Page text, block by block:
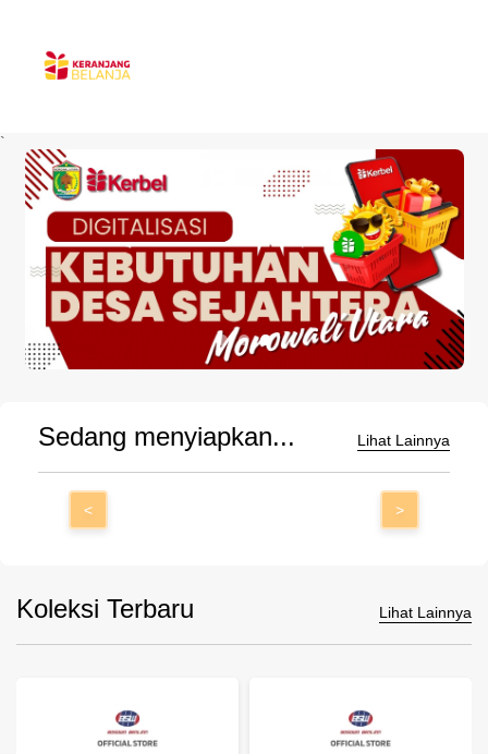
`
Sedang menyiapkan... Lihat Lainnya
< >
Koleksi Terbaru Lihat Lainnya